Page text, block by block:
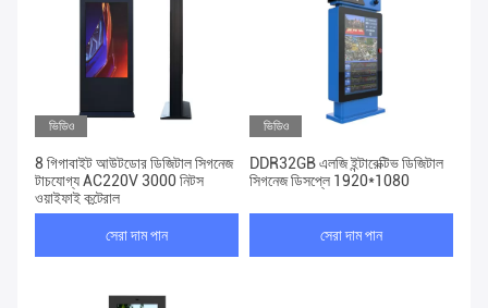
ভিডিও
8 গিগাবাইট আউটডোর ডিজিটাল সিগনেজ
টাচযোগ্য AC220V 3000 নিটস
ওয়াইফাই কন্ট্রোল
সেরা দাম পান
ভিডিও
DDR32GB এলজি ইন্টারেক্টিভ ডিজিটাল
সিগনেজ ডিসপ্লে 1920*1080
সেরা দাম পান